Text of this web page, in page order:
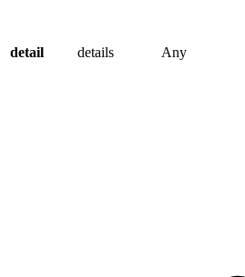
detail details Any